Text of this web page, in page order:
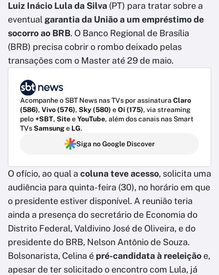
Luiz Inácio Lula da Silva (PT) para tratar sobre a
eventual garantia da União a um empréstimo de
socorro ao BRB. O Banco Regional de Brasília
(BRB) precisa cobrir o rombo deixado pelas
transações com o Master até 29 de maio.
Acompanhe o SBT News nas TVs por assinatura Claro
(586), Vivo (576), Sky (580) eOi (175), via streaming
pelo+SBT, SiteeYouTube, além dos canais nas Smart
TVsSamsunge LG.
Siga no Google Discover
O ofício, ao qual a coluna teve acesso, solicita uma
audiência para quinta-feira (30), no horário em que
o presidente estiver disponível. A reunião teria
ainda a presença do secretário de Economia do
Distrito Federal, Valdivino José de Oliveira, e do
presidente do BRB, Nelson Antônio de Souza.
Bolsonarista, Celina é pré-candidata à reeleição e,
apesar de ter solicitado o encontro com Lula, já